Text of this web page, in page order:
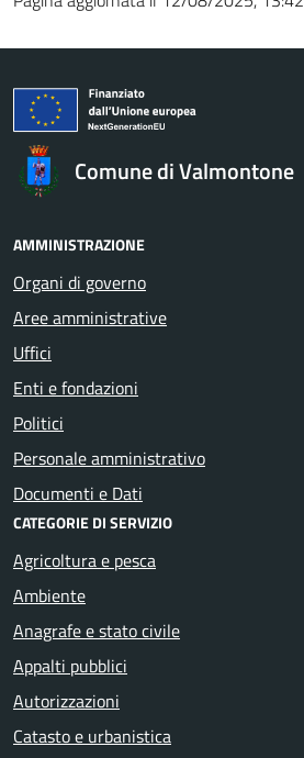
Comune di Valmontone
AMMINISTRAZIONE
Organi di governo
Aree amministrative
Uffici
Enti e fondazioni
Politici
Personale amministrativo
Documenti e Dati
CATEGORIE DI SERVIZIO
Agricoltura e pesca
Ambiente
Anagrafe e stato civile
Appalti pubblici
Autorizzazioni
Catasto e urbanistica